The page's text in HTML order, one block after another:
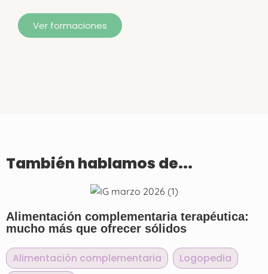
Ver formaciones
También hablamos de...
Alimentación complementaria terapéutica:
mucho más que ofrecer sólidos
Alimentación complementaria Logopedia